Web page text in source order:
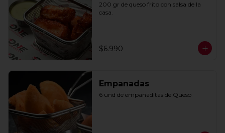
200 gr de queso frito con salsa de la
casa.
$6.990
Empanadas
6 und de empanaditas de Queso